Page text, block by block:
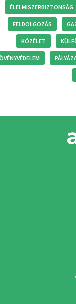
ÉLELMISZERBIZTONSÁG
FELDOLGOZÁS
KÖZÉLET